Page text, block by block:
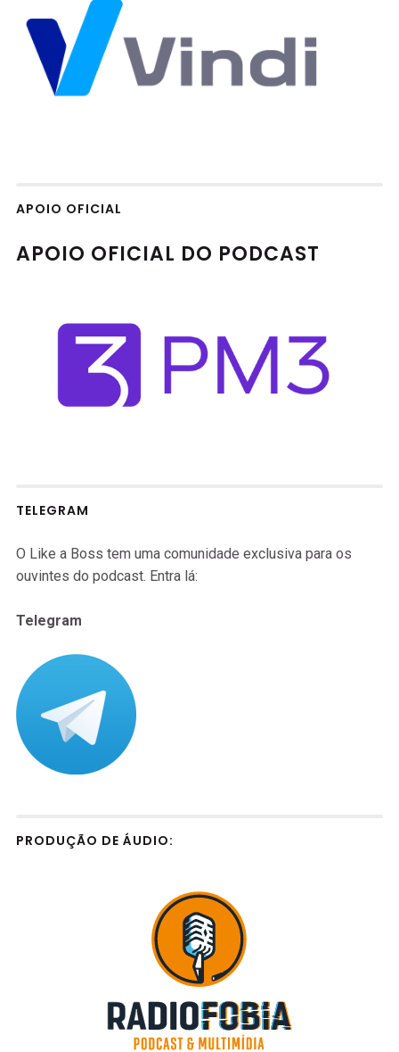
APOIO OFICIAL
APOIO OFICIAL DO PODCAST
TELEGRAM
O Like a Boss tem uma comunidade exclusiva para os
ouvintes do podcast. Entra lá:
Telegram
PRODUÇÃO DE ÁUDIO: